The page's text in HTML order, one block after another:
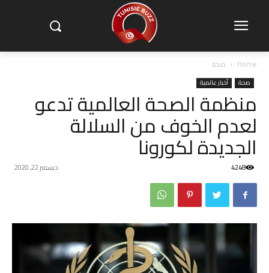
Home صحة
صحة أخبار عالمية
منظمة الصحة العالمية تدعو
لعدم الخوف من السلالة
الجديدة لكورونا
ديسمبر 22, 2020 4248